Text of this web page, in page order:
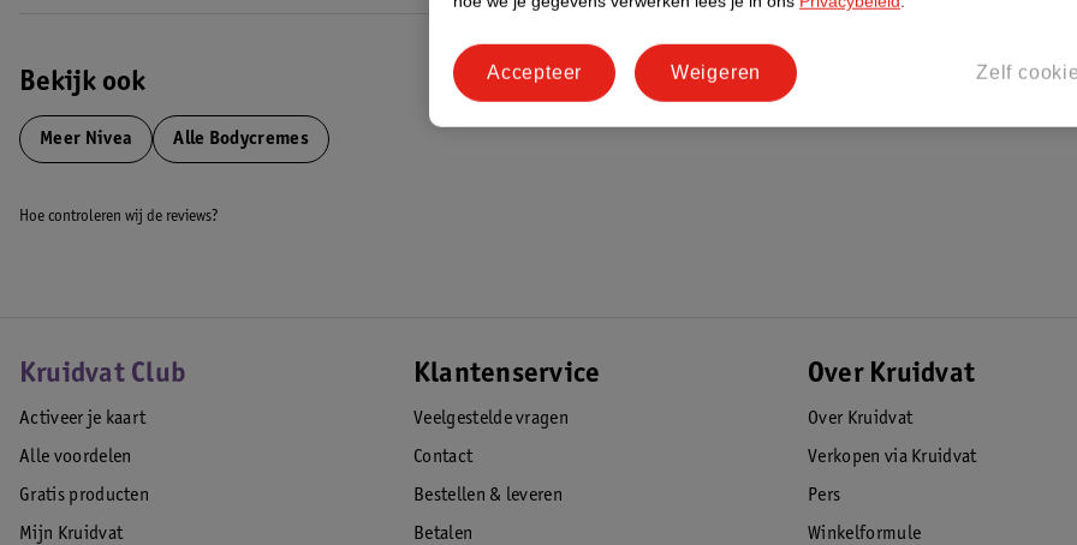
Bekijk ook
Meer Nivea Alle Bodycremes
Hoe controleren wij de reviews?
Kruidvat Club
Activeer je kaart
Alle voordelen
Gratis producten
Mijn Kruidvat
Klantenservice
Veelgestelde vragen
Contact
Bestellen & leveren
Betalen
Over Kruidvat
Over Kruidvat
Verkopen via Kruidvat
Pers
Winkelformule
Zelf
Weigeren
Accepteer